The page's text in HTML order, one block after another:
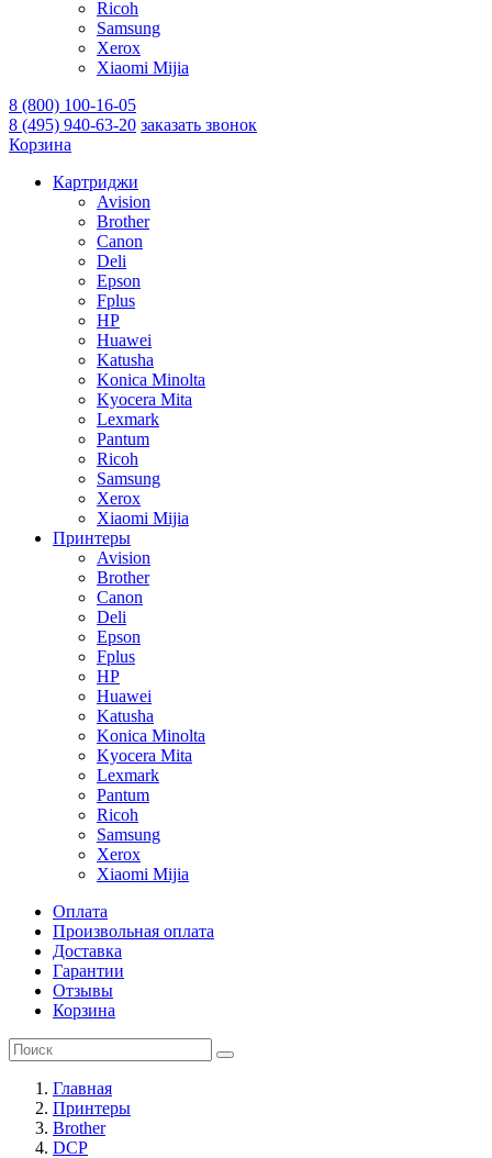
Ricoh
Samsung
Xerox
Xiaomi Mijia
8 (800) 100-16-05
8 (495) 940-63-20 заказать звонок
Корзина
Картриджи
Avision
Brother
Canon
Deli
Epson
Fplus
HP
Huawei
Katusha
Konica Minolta
Kyocera Mita
Lexmark
Pantum
Ricoh
Samsung
Xerox
Xiaomi Mijia
Принтеры
Avision
Brother
Canon
Deli
Epson
Fplus
HP
Huawei
Katusha
Konica Minolta
Kyocera Mita
Lexmark
Pantum
Ricoh
Samsung
Xerox
Xiaomi Mijia
Оплата
Произвольная оплата
Доставка
Гарантии
Отзывы
Корзина
Главная
Принтеры
Brother
DCP